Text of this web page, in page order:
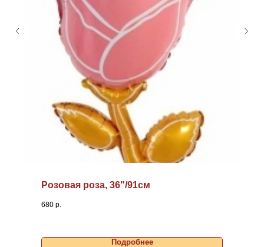
Розовая роза, 36"/91см
680 р.
Подробнее